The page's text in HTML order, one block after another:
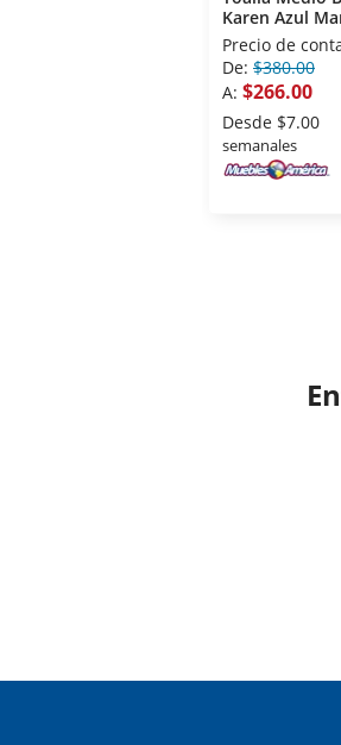
Karen Azul
Precio de
De: $380.00
A: $266.00
Desde $7.00
semanales